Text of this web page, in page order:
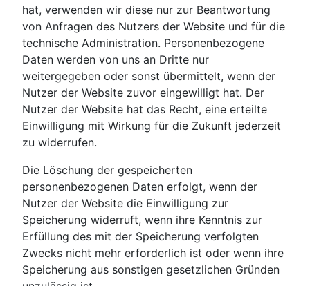
hat, verwenden wir diese nur zur Beantwortung
von Anfragen des Nutzers der Website und für die
technische Administration. Personenbezogene
Daten werden von uns an Dritte nur
weitergegeben oder sonst übermittelt, wenn der
Nutzer der Website zuvor eingewilligt hat. Der
Nutzer der Website hat das Recht, eine erteilte
Einwilligung mit Wirkung für die Zukunft jederzeit
zu widerrufen.
Die Löschung der gespeicherten
personenbezogenen Daten erfolgt, wenn der
Nutzer der Website die Einwilligung zur
Speicherung widerruft, wenn ihre Kenntnis zur
Erfüllung des mit der Speicherung verfolgten
Zwecks nicht mehr erforderlich ist oder wenn ihre
Speicherung aus sonstigen gesetzlichen Gründen